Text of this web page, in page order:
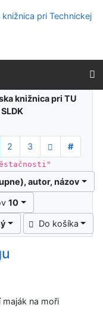
knižnica pri TU
2 3
#
autor, názov
10
Do košíka
maják na moři